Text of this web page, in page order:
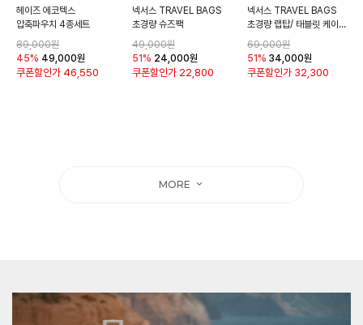
헤이즈 에코텍스
압축파우치 4종세트
89,000원
45% 49,000원
쿠폰할인가 46,550
넥서스 TRAVEL BAGS
초경량 슈즈팩
49,000원
51% 24,000원
쿠폰할인가 22,800
넥서스 TRAVEL BAGS
초경량 랩탑/ 태블릿 케이스
69,000원
51% 34,000원
쿠폰할인가 32,300
MORE